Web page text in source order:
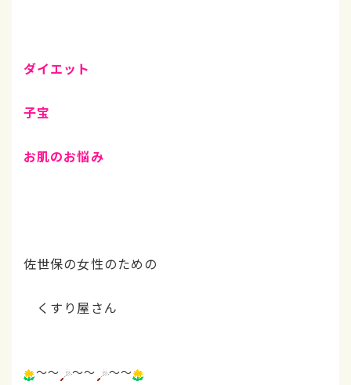
ダイエット
子宝
お肌のお悩み
佐世保の女性のための
くすり屋さん
～～ ～～ ～～